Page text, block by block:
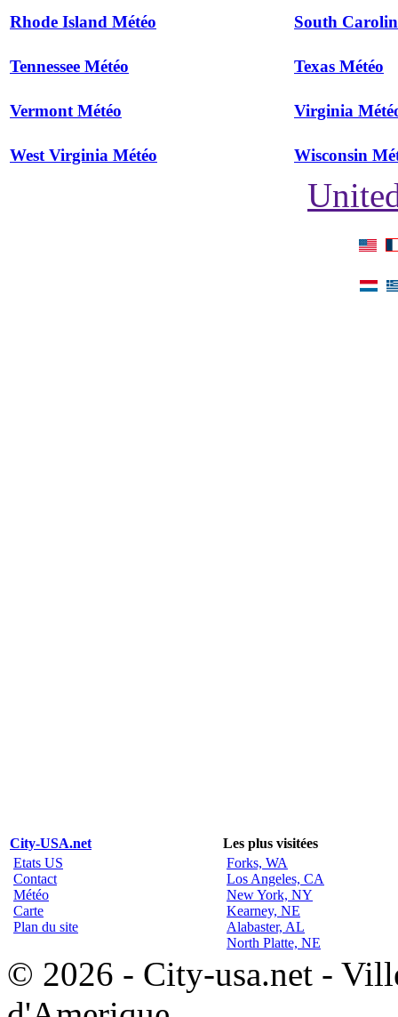
Rhode Island Météo South
Tennessee Météo Texas Météo
Vermont Météo Virginia
West Virginia Météo Wisconsin
City-USA.net
Les plus visitées
Etats US
Contact
Météo
Carte
Plan du site
Forks, WA
Los Angeles, CA
New York, NY
Kearney, NE
Alabaster, AL
North Platte, NE
© 2026 - City-usa.net -